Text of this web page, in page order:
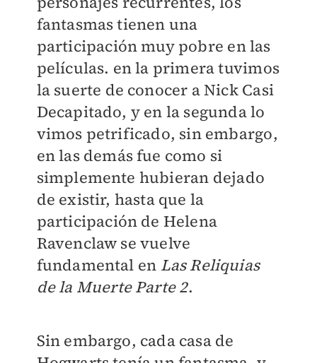
fantasmas tienen una
participación muy pobre en las
películas. en la primera tuvimos
la suerte de conocer a Nick Casi
Decapitado, y en la segunda lo
vimos petrificado, sin embargo,
en las demás fue como si
simplemente hubieran dejado
de existir, hasta que la
participación de Helena
Ravenclaw se vuelve
fundamental en Las Reliquias
de la Muerte Parte 2.
Sin embargo, cada casa de